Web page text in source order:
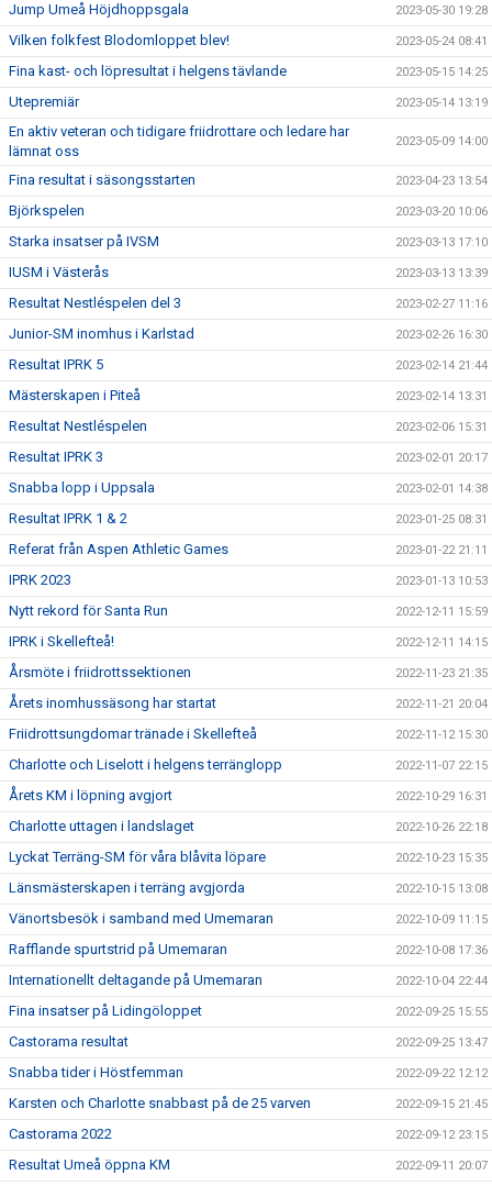
Jump Umeå Höjdhoppsgala 2023-05-30 19:28
Vilken folkfest Blodomloppet blev! 2023-05-24 08:41
Fina kast- och löpresultat i helgens tävlande 2023-05-15 14:25
Utepremiär 2023-05-14 13:19
En aktiv veteran och tidigare friidrottare och ledare har
lämnat oss
2023-05-09 14:00
Fina resultat i säsongsstarten 2023-04-23 13:54
Björkspelen 2023-03-20 10:06
Starka insatser på IVSM 2023-03-13 17:10
IUSM i Västerås 2023-03-13 13:39
Resultat Nestléspelen del 3 2023-02-27 11:16
Junior-SM inomhus i Karlstad 2023-02-26 16:30
Resultat IPRK 5 2023-02-14 21:44
Mästerskapen i Piteå 2023-02-14 13:31
Resultat Nestléspelen 2023-02-06 15:31
Resultat IPRK 3 2023-02-01 20:17
Snabba lopp i Uppsala 2023-02-01 14:38
Resultat IPRK 1 & 2 2023-01-25 08:31
Referat från Aspen Athletic Games 2023-01-22 21:11
IPRK 2023 2023-01-13 10:53
Nytt rekord för Santa Run 2022-12-11 15:59
IPRK i Skellefteå! 2022-12-11 14:15
Årsmöte i friidrottssektionen 2022-11-23 21:35
Årets inomhussäsong har startat 2022-11-21 20:04
Friidrottsungdomar tränade i Skellefteå 2022-11-12 15:30
Charlotte och Liselott i helgens terränglopp 2022-11-07 22:15
Årets KM i löpning avgjort 2022-10-29 16:31
Charlotte uttagen i landslaget 2022-10-26 22:18
Lyckat Terräng-SM för våra blåvita löpare 2022-10-23 15:35
Länsmästerskapen i terräng avgjorda 2022-10-15 13:08
Vänortsbesök i samband med Umemaran 2022-10-09 11:15
Rafflande spurtstrid på Umemaran 2022-10-08 17:36
Internationellt deltagande på Umemaran 2022-10-04 22:44
Fina insatser på Lidingöloppet 2022-09-25 15:55
Castorama resultat 2022-09-25 13:47
Snabba tider i Höstfemman 2022-09-22 12:12
Karsten och Charlotte snabbast på de 25 varven 2022-09-15 21:45
Castorama 2022 2022-09-12 23:15
Resultat Umeå öppna KM 2022-09-11 20:07